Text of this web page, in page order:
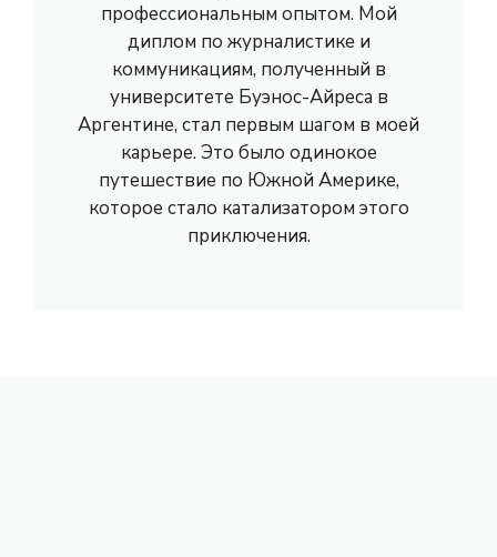
профессиональным опытом. Мой
диплом по журналистике и
коммуникациям, полученный в
университете Буэнос-Айреса в
Аргентине, стал первым шагом в моей
карьере. Это было одинокое
путешествие по Южной Америке,
которое стало катализатором этого
приключения.